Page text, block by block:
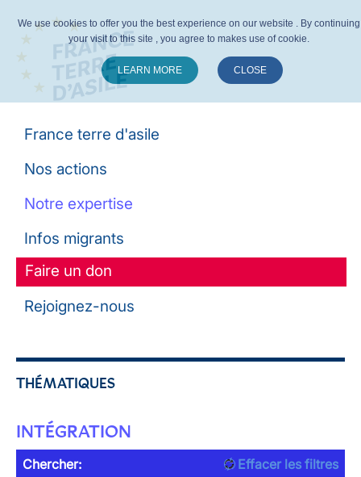
France terre d'asile
Nos actions
Notre expertise
Infos migrants
Faire un don
Rejoignez-nous
THÉMATIQUES
INTÉGRATION
Chercher:
Effacer les filtres
We use cookies to offer you the best experience on our website . By continuing
your visit to this site , you agree to makes use of cookie.
LEARN MORE CLOSE